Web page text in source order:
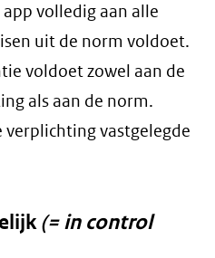
volledig aan alle
uit de norm voldoet.
voldoet zowel aan de
als aan de norm.
vastgelegde
(= in control